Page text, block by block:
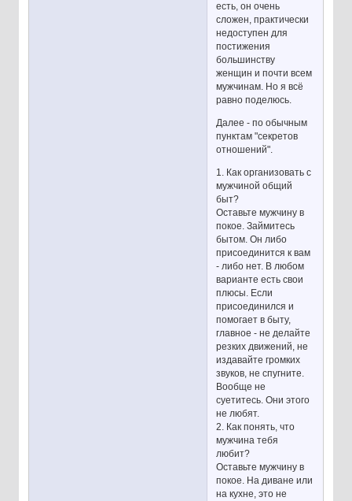
есть, он очень
сложен, практически
недоступен для
постижения
большинству
женщин и почти всем
мужчинам. Но я всё
равно поделюсь.
Далее - по обычным
пунктам "секретов
отношений".
1. Как организовать с
мужчиной общий
быт?
Оставьте мужчину в
покое. Займитесь
бытом. Он либо
присоединится к вам
- либо нет. В любом
варианте есть свои
плюсы. Если
присоединился и
помогает в быту,
главное - не делайте
резких движений, не
издавайте громких
звуков, не спугните.
Вообще не
суетитесь. Они этого
не любят.
2. Как понять, что
мужчина тебя
любит?
Оставьте мужчину в
покое. На диване или
на кухне, это не